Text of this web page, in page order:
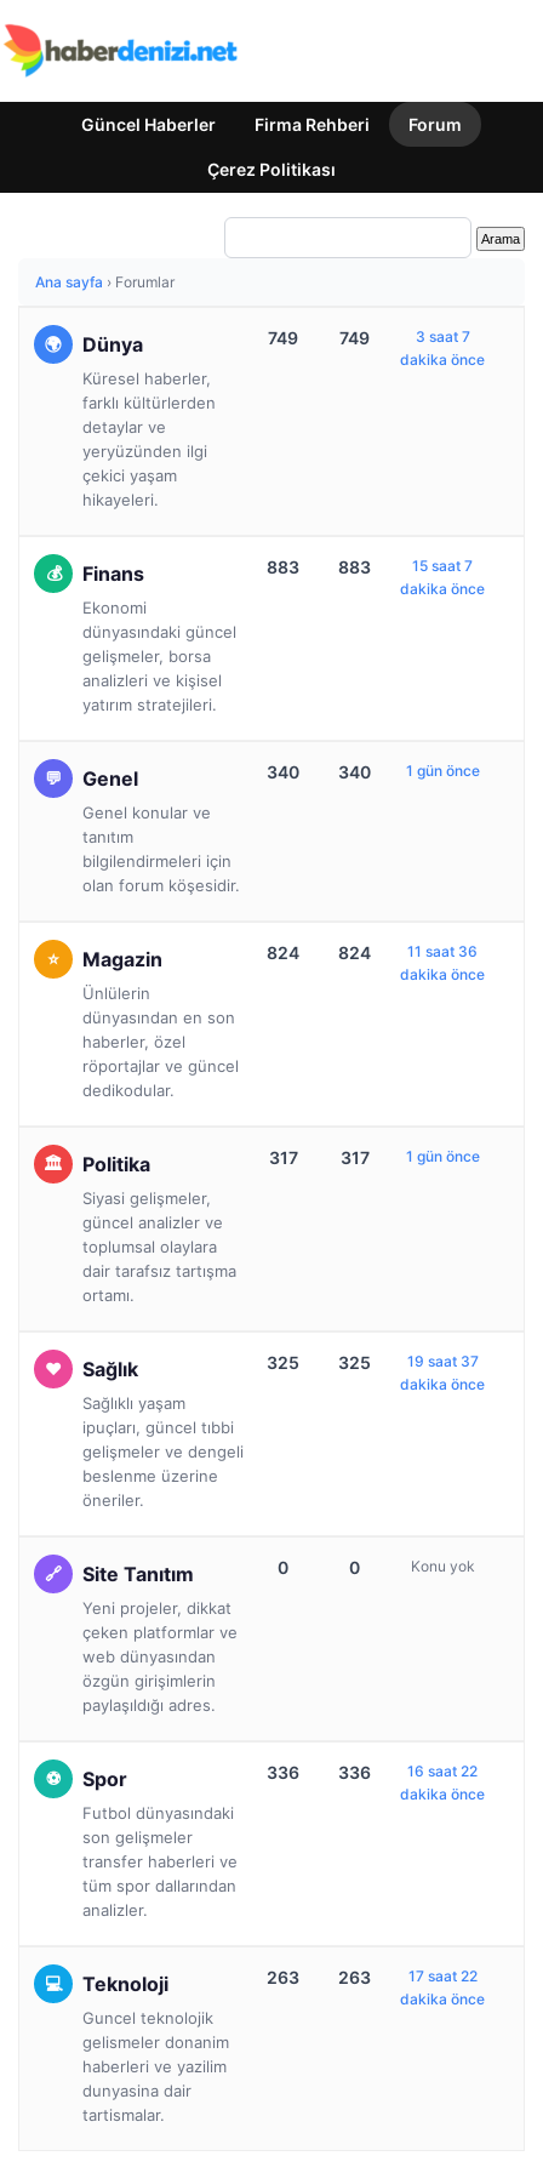
Güncel Haberler Firma Rehberi Forum
Çerez Politikası
Ana sayfa › Forumlar
Dünya
Küresel haberler,
farklı kültürlerden
detaylar ve
yeryüzünden ilgi
çekici yaşam
hikayeleri.
749 749
3 saat 7
dakika önce
Finans
Ekonomi
dünyasındaki güncel
gelişmeler, borsa
analizleri ve kişisel
yatırım stratejileri.
883 883
15 saat 7
dakika önce
Genel
Genel konular ve
tanıtım
bilgilendirmeleri için
olan forum köşesidir.
340 340 1 gün önce
Magazin
Ünlülerin
dünyasından en son
haberler, özel
röportajlar ve güncel
dedikodular.
824 824
11 saat 36
dakika önce
Politika
Siyasi gelişmeler,
güncel analizler ve
toplumsal olaylara
dair tarafsız tartışma
ortamı.
317 317 1 gün önce
Sağlık
Sağlıklı yaşam
ipuçları, güncel tıbbi
gelişmeler ve dengeli
beslenme üzerine
öneriler.
325 325
19 saat 37
dakika önce
Site Tanıtım
Yeni projeler, dikkat
çeken platformlar ve
web dünyasından
özgün girişimlerin
paylaşıldığı adres.
0 0 Konu yok
Spor
Futbol dünyasındaki
son gelişmeler
transfer haberleri ve
tüm spor dallarından
analizler.
336 336
16 saat 22
dakika önce
Teknoloji
Guncel teknolojik
gelismeler donanim
haberleri ve yazilim
dunyasina dair
tartismalar.
263 263
17 saat 22
dakika önce